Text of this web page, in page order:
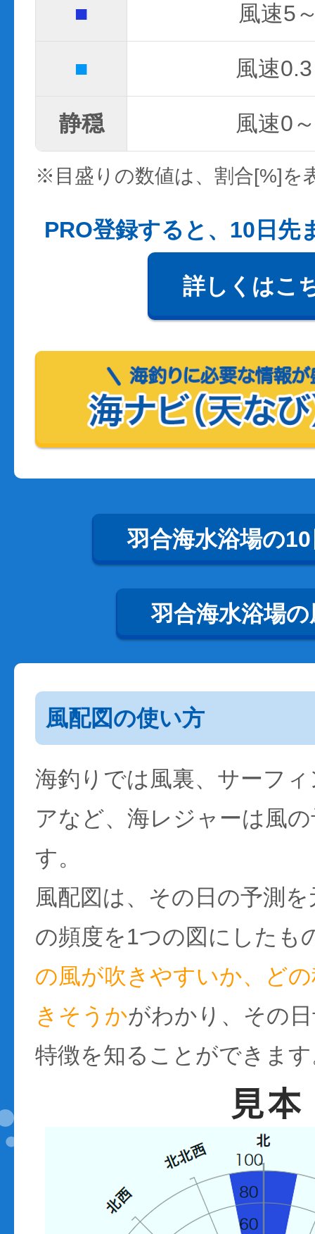
■ 風速5
■ 風速
静穏 風速0
※目盛りの数値は、割合[%]を
PRO登録すると、10日先
詳しくはこ
羽合海水浴場の
羽合海水浴場の
風配図の使い方
海釣りでは風裏、サーフ
アなど、海レジャーは風
す。
風配図は、その日の予測
の頻度を1つの図にしたも
の風が吹きやすいか、ど
きそうかがわかり、その
特徴を知ることができま